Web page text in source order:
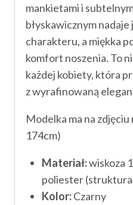
mankietami i
błyskawicznym
charakteru, a miękka
komfort noszenia. To
każdej kobiety, która
z wyrafinowaną
Modelka ma na
174cm)
Materiał:wiskoza
poliester (struktura
Kolor:Czarny